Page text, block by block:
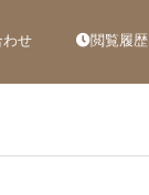
わせ 閲覧履歴